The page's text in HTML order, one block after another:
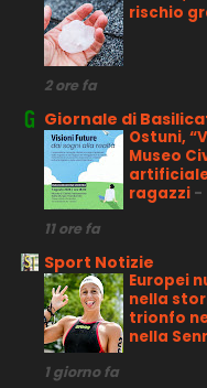
rischio
2 ore fa
Giornale di
Ostuni,
Museo
ragazzi -
11 ore fa
Sport Notizie
Europei
nella
trionfo
nella
1 giorno fa